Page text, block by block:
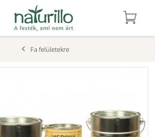
Fa felületekre